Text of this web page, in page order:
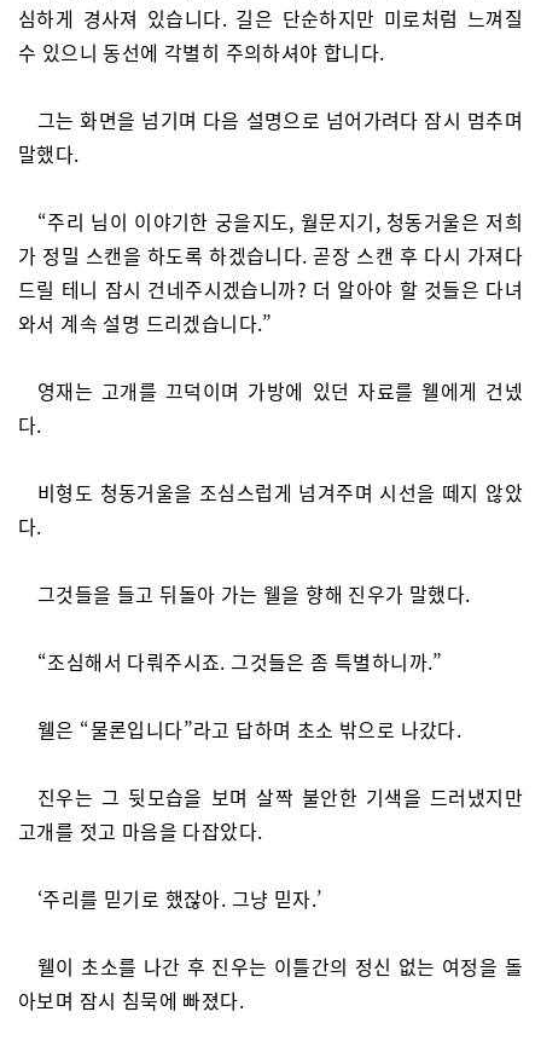
심하게 경사져 있습니다. 길은 단순하지만 미로처럼 느껴질
수 있으니 동선에 각별히 주의하셔야 합니다.
그는 화면을 넘기며 다음 설명으로 넘어가려다 잠시 멈추며
말했다.
“주리 님이 이야기한 궁을지도, 월문지기, 청동거울은 저희
가 정밀 스캔을 하도록 하겠습니다. 곧장 스캔 후 다시 가져다
드릴 테니 잠시 건네주시겠습니까? 더 알아야 할 것들은 다녀
와서 계속 설명 드리겠습니다.”
영재는 고개를 끄덕이며 가방에 있던 자료를 웰에게 건넸
다.
비형도 청동거울을 조심스럽게 넘겨주며 시선을 떼지 않았
다.
그것들을 들고 뒤돌아 가는 웰을 향해 진우가 말했다.
“조심해서 다뤄주시죠. 그것들은 좀 특별하니까.”
웰은 “물론입니다”라고 답하며 초소 밖으로 나갔다.
진우는 그 뒷모습을 보며 살짝 불안한 기색을 드러냈지만
고개를 젓고 마음을 다잡았다.
‘주리를 믿기로 했잖아. 그냥 믿자.’
웰이 초소를 나간 후 진우는 이틀간의 정신 없는 여정을 돌
아보며 잠시 침묵에 빠졌다.